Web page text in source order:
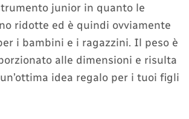
junior in quanto le
ridotte ed è quindi ovviamente
i bambini e i ragazzini. Il peso è
alle dimensioni e risulta
idea regalo per i tuoi figli